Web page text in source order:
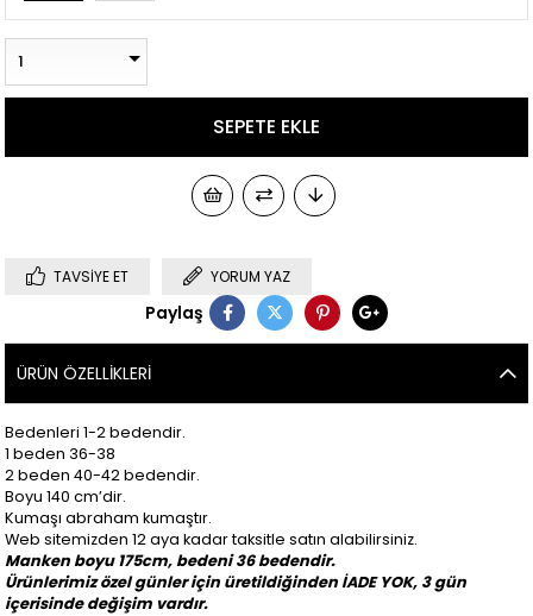
TAVSIYE ET YORUM YAZ
Paylaş
ÜRÜN ÖZELLIKLERI
Bedenleri 1-2 bedendir.
1 beden 36-38
2 beden 40-42 bedendir.
Boyu 140 cm’dir.
Kumaşı abraham kumaştır.
Web sitemizden 12 aya kadar taksitle satın alabilirsiniz.
Manken boyu 175cm, bedeni 36 bedendir.
Ürünlerimiz özel günler için üretildiğinden İADE YOK, 3 gün
içerisinde değişim vardır.